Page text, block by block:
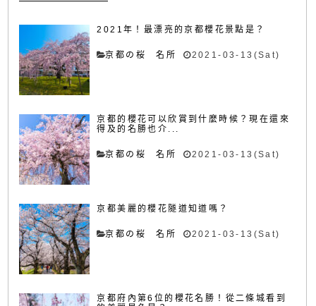
2021年！最漂亮的京都櫻花景點是？
京都の桜 名所 2021-03-13(Sat)
京都的櫻花可以欣賞到什麼時候？現在還來
得及的名勝也介...
京都の桜 名所 2021-03-13(Sat)
京都美麗的櫻花隧道知道嗎？
京都の桜 名所 2021-03-13(Sat)
京都府內第6位的櫻花名勝！從二條城看到